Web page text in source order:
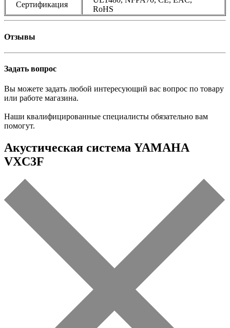
Сертификация
RoHS
Отзывы
Задать вопрос
Вы можете задать любой интересующий вас вопрос по товару
или работе магазина.
Наши квалифицированные специалисты обязательно вам
помогут.
Акустическая система YAMAHA
VXC3F